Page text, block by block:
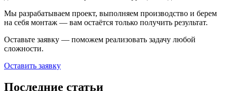
Мы разрабатываем проект, выполняем производство и берем
на себя монтаж — вам остаётся только получить результат.
Оставьте заявку — поможем реализовать задачу любой
сложности.
Оставить заявку
Последние статьи